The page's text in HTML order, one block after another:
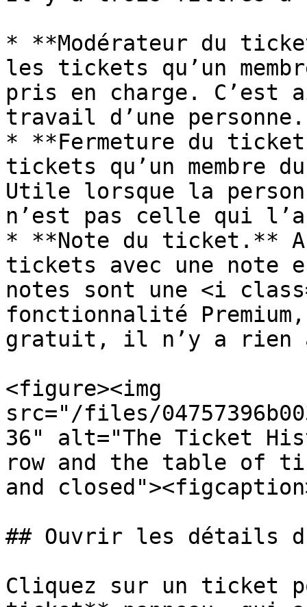
* **Modérateur du
les tickets qu’un
pris en charge. C’est
travail d’une personne.
* **Fermeture du
tickets qu’un membre
Utile lorsque la
n’est pas celle qui
* **Note du ticket.**
tickets avec une note
notes sont une <i
fonctionnalité
gratuit, il n’y a
<figure><img
src="/files/
36" alt="The Ticket
row and the table of
and
## Ouvrir les détails
Cliquez sur un ticket